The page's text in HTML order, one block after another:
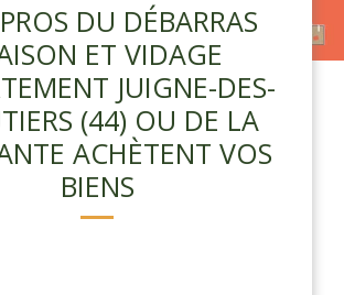
DU DÉBARRAS
ET VIDAGE
JUIGNE-DES-
(44) OU DE LA
ACHÈTENT VOS
BIENS